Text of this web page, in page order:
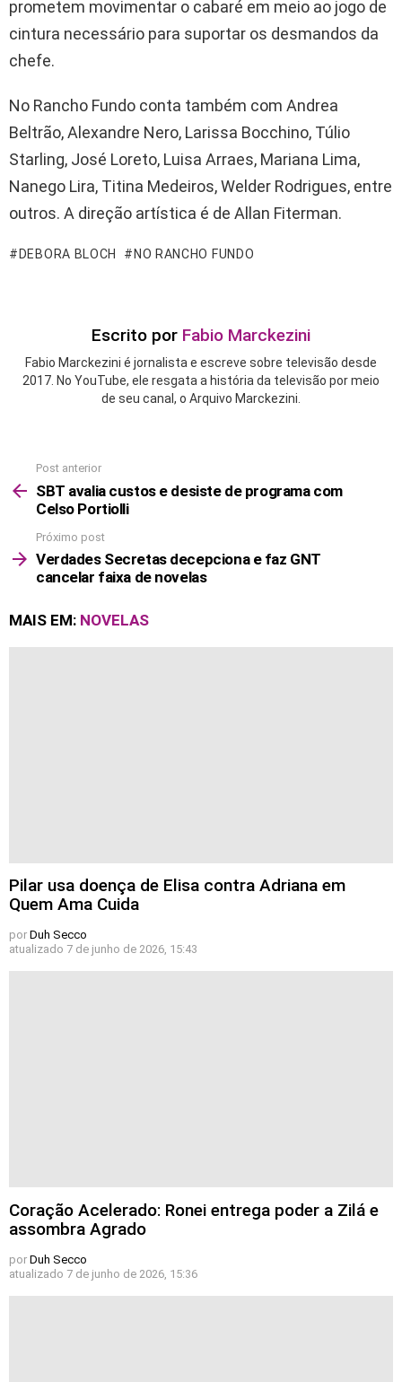
prometem movimentar o cabaré em meio ao jogo de
cintura necessário para suportar os desmandos da
chefe.
No Rancho Fundo conta também com Andrea
Beltrão, Alexandre Nero, Larissa Bocchino, Túlio
Starling, José Loreto, Luisa Arraes, Mariana Lima,
Nanego Lira, Titina Medeiros, Welder Rodrigues, entre
outros. A direção artística é de Allan Fiterman.
DEBORA BLOCH NO RANCHO FUNDO
Escrito por Fabio Marckezini
Fabio Marckezini é jornalista e escreve sobre televisão desde
2017. No YouTube, ele resgata a história da televisão por meio
de seu canal, o Arquivo Marckezini.
more
Post anterior
SBT avalia custos e desiste de programa com
Celso Portiolli
Próximo post
Verdades Secretas decepciona e faz GNT
cancelar faixa de novelas
MAIS EM: NOVELAS
Pilar usa doença de Elisa contra Adriana em
Quem Ama Cuida
por Duh Secco
atualizado 7 de junho de 2026, 15:43
Coração Acelerado: Ronei entrega poder a Zilá e
assombra Agrado
por Duh Secco
atualizado 7 de junho de 2026, 15:36